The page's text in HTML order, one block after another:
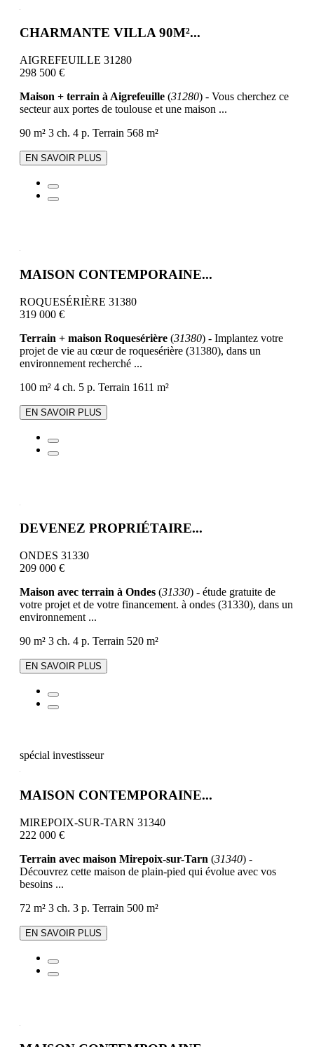
CHARMANTE VILLA 90M²...
AIGREFEUILLE 31280
298 500 €
Maison + terrain à Aigrefeuille (31280) - Vous cherchez ce
secteur aux portes de toulouse et une maison ...
90 m² 3 ch. 4 p. Terrain 568 m²
EN SAVOIR PLUS
MAISON CONTEMPORAINE...
ROQUESÉRIÈRE 31380
319 000 €
Terrain + maison Roquesérière (31380) - Implantez votre
projet de vie au cœur de roquesérière (31380), dans un
environnement recherché ...
100 m² 4 ch. 5 p. Terrain 1611 m²
EN SAVOIR PLUS
DEVENEZ PROPRIÉTAIRE...
ONDES 31330
209 000 €
Maison avec terrain à Ondes (31330) - étude gratuite de
votre projet et de votre financement. à ondes (31330), dans un
environnement ...
90 m² 3 ch. 4 p. Terrain 520 m²
EN SAVOIR PLUS
spécial investisseur
MAISON CONTEMPORAINE...
MIREPOIX-SUR-TARN 31340
222 000 €
Terrain avec maison Mirepoix-sur-Tarn (31340) -
Découvrez cette maison de plain-pied qui évolue avec vos
besoins ...
72 m² 3 ch. 3 p. Terrain 500 m²
EN SAVOIR PLUS